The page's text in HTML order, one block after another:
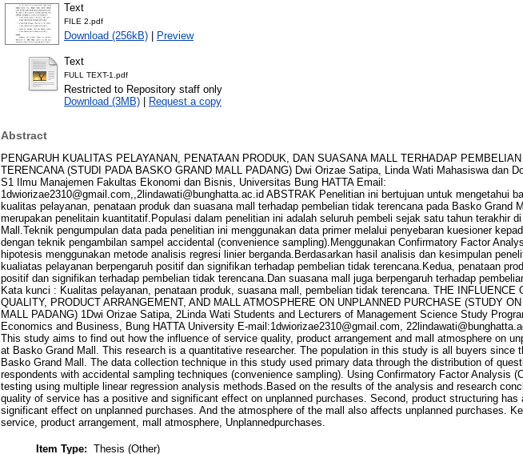
Text
FILE 2.pdf
Download (256kB) | Preview
Text
FULL TEXT-1.pdf
Restricted to Repository staff only
Download (3MB) | Request a copy
Abstract
PENGARUH KUALITAS PELAYANAN, PENATAAN PRODUK, DAN SUASANA MALL TERHADAP
TERENCANA (STUDI PADA BASKO GRAND MALL PADANG) Dwi Orizae Satipa, Linda Wati Mahasiswa dan
S1 Ilmu Manajemen Fakultas Ekonomi dan Bisnis, Universitas Bung HATTA Email:
1dwiorizae2310@gmail.com,,2lindawati@bunghatta.ac.id ABSTRAK Penelitian ini bertujuan untuk mengetahui
kualitas pelayanan, penataan produk dan suasana mall terhadap pembelian tidak terencana pada Basko Grand
merupakan penelitain kuantitatif.Populasi dalam penelitian ini adalah seluruh pembeli sejak satu tahun terakhir
Mall.Teknik pengumpulan data pada penelitian ini menggunakan data primer melalui penyebaran kuesioner
dengan teknik pengambilan sampel accidental (convenience sampling).Menggunakan Confirmatory Factor
hipotesis menggunakan metode analisis regresi linier berganda.Berdasarkan hasil analisis dan kesimpulan
kualiatas pelayanan berpengaruh positif dan signifikan terhadap pembelian tidak terencana.Kedua, penataan
positif dan signifikan terhadap pembelian tidak terencana.Dan suasana mall juga berpengaruh terhadap
Kata kunci : Kualitas pelayanan, penataan produk, suasana mall, pembelian tidak terencana. THE INFLUENCE
QUALITY, PRODUCT ARRANGEMENT, AND MALL ATMOSPHERE ON UNPLANNED PURCHASE (STUDY
MALL PADANG) 1Dwi Orizae Satipa, 2Linda Wati Students and Lecturers of Management Science Study
Economics and Business, Bung HATTA University E-mail:1dwiorizae2310@gmail.com,
This study aims to find out how the influence of service quality, product arrangement and mall atmosphere on
at Basko Grand Mall. This research is a quantitative researcher. The population in this study is all buyers since
Basko Grand Mall. The data collection technique in this study used primary data through the distribution of
respondents with accidental sampling techniques (convenience sampling). Using Confirmatory Factor Analysis
testing using multiple linear regression analysis methods.Based on the results of the analysis and research
quality of service has a positive and significant effect on unplanned purchases. Second, product structuring has
significant effect on unplanned purchases. And the atmosphere of the mall also affects unplanned purchases.
service, product arrangement, mall atmosphere, Unplannedpurchases.
Item Type: Thesis (Other)